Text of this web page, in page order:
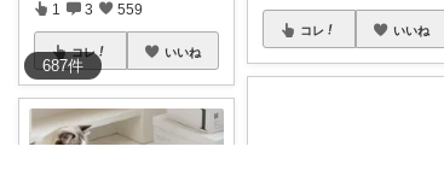
687件
1 3 559
コレ いいね
コレ いいね